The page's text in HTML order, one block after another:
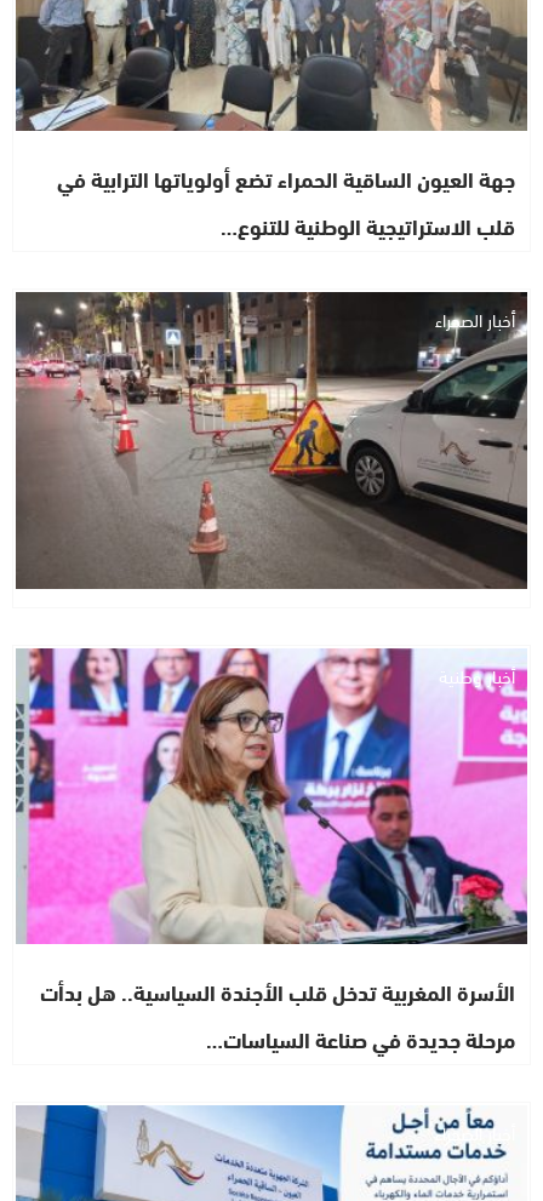
جهة العيون الساقية الحمراء تضع أولوياتها الترابية في
قلب الاستراتيجية الوطنية للتنوع…
أخبار الصحراء
أخبار وطنية
الأسرة المغربية تدخل قلب الأجندة السياسية.. هل بدأت
مرحلة جديدة في صناعة السياسات…
أخبار الصحراء